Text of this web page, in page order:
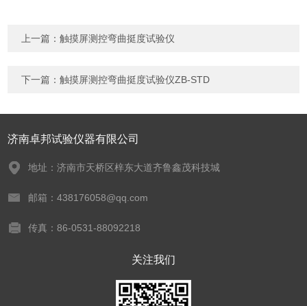
上一篇：触摸屏测控弯曲挺度试验仪
下一篇：触摸屏测控弯曲挺度试验仪ZB-STD
济南卓邦试验仪器有限公司
地址：济南市天桥区梓东大道齐鲁鑫茂科技城
邮箱：438176058@qq.com
传真：86-0531-88092218
关注我们